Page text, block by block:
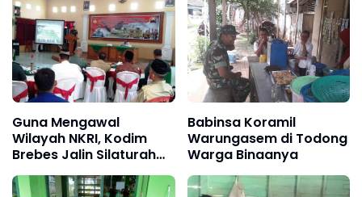
Guna Mengawal
Wilayah NKRI, Kodim
Brebes Jalin Silaturahmi
Dengan Komponen
Masyarakat
Babinsa Koramil
Warungasem di Todong
Warga Binaanya